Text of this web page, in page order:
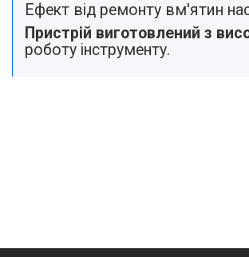
Ефект від ремонту вм'ятин
Пристрій виготовлений з
роботу інструменту.